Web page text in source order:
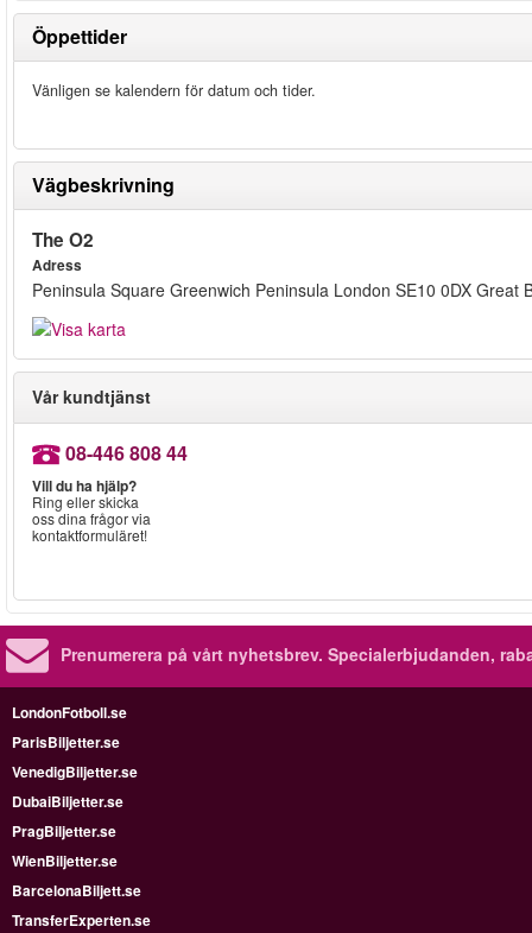
Öppettider
Vänligen se kalendern för datum och tider.
Vägbeskrivning
The O2
Adress
Peninsula Square Greenwich Peninsula London SE10 0DX Great
Vår kundtjänst
08-446 808 44
Vill du ha hjälp?
Ring eller skicka
oss dina frågor via
kontaktformuläret!
Prenumerera på vårt nyhetsbrev. Specialerbjudanden,
LondonFotboll.se
ParisBiljetter.se
VenedigBiljetter.se
DubaiBiljetter.se
PragBiljetter.se
WienBiljetter.se
BarcelonaBiljett.se
TransferExperten.se